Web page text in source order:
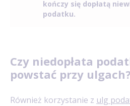
kończy się dopłatą
podatku.
Czy niedopłata
powstać przy ulgach?
Również korzystanie z ulg